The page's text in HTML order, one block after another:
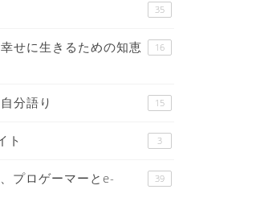
35
せに生きるための知恵
16
分語り 15
ト 3
プロゲーマーとe-
39